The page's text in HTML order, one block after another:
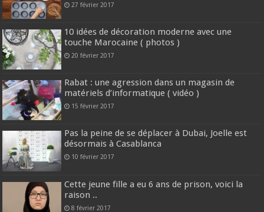
27 février 2017
10 idées de décoration moderne avec une
touche Marocaine ( photos )
20 février 2017
Rabat : une agression dans un magasin de
matériels d’informatique ( vidéo )
15 février 2017
Pas la peine de se déplacer à Dubai, Joelle est
désormais à Casablanca
10 février 2017
Cette jeune fille a eu 6 ans de prison, voici la
raison ..
8 février 2017